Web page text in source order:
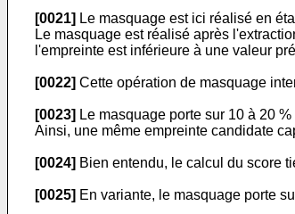
[0021] Le masquage est ici réalisé en
Le masquage est réalisé après
l'empreinte est inférieure à une valeur
[0022] Cette opération de masquage
[0023] Le masquage porte sur 10 à 20
Ainsi, une même empreinte candidate
[0024] Bien entendu, le calcul du score
[0025] En variante, le masquage porte